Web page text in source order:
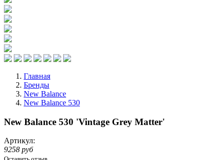
Главная
Бренды
New Balance
New Balance 530
New Balance 530 'Vintage Grey Matter'
Артикул:
9258 руб